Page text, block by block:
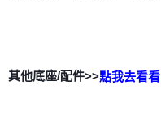
其他底座/配件>>點我去看看